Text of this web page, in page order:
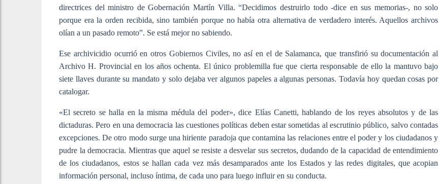
directrices del ministro de Gobernación Martín Villa. “Decidimos destruirlo todo -dice en sus memorias-, no solo
porque era la orden recibida, sino también porque no había otra alternativa de verdadero interés. Aquellos archivos
olían a un pasado remoto”. Se está mejor no sabiendo.
Ese archivicidio ocurrió en otros Gobiernos Civiles, no así en el de Salamanca, que transfirió su documentación al
Archivo H. Provincial en los años ochenta. El único problemilla fue que cierta responsable de ello la mantuvo bajo
siete llaves durante su mandato y solo dejaba ver algunos papeles a algunas personas. Todavía hoy quedan cosas por
catalogar.
«El secreto se halla en la misma médula del poder», dice Elías Canetti, hablando de los reyes absolutos y de las
dictaduras. Pero en una democracia las cuestiones políticas deben estar sometidas al escrutinio público, salvo contadas
excepciones. De otro modo surge una hiriente paradoja que contamina las relaciones entre el poder y los ciudadanos y
pudre la democracia. Mientras que aquel se resiste a desvelar sus secretos, dudando de la capacidad de entendimiento
de los ciudadanos, estos se hallan cada vez más desamparados ante los Estados y las redes digitales, que acopian
información personal, incluso íntima, de cada uno para luego influir en su conducta.